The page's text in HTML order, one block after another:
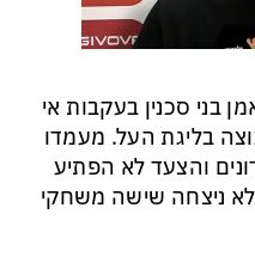
בני סכנין בעקבות אי
בליגת העל. מעמדו
והצעד לא הפתיע
ניצחה שישה משחקי